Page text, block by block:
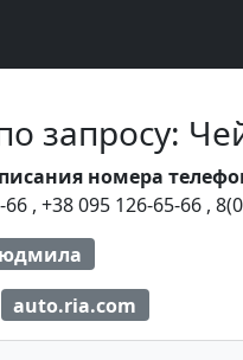
запросу:
номера
66 , +38 095 126-65-66 ,
auto.ria.com